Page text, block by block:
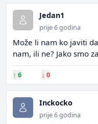
Jedan1
prije 6 godina
Može li nam ko javiti
nam, ili ne? Jako smo
↑ 6 ↓ 0
Inckocko
prije 6 godina